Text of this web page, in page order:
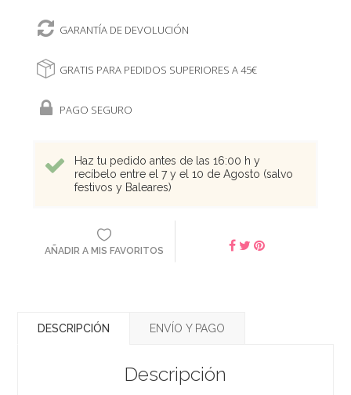
GARANTÍA DE DEVOLUCIÓN
GRATIS PARA PEDIDOS SUPERIORES A 45€
PAGO SEGURO
Haz tu pedido antes de las 16:00 h y
recíbelo entre el 7 y el 10 de Agosto (salvo
festivos y Baleares)
AÑADIR A MIS FAVORITOS
DESCRIPCIÓN ENVÍO Y PAGO
Descripción